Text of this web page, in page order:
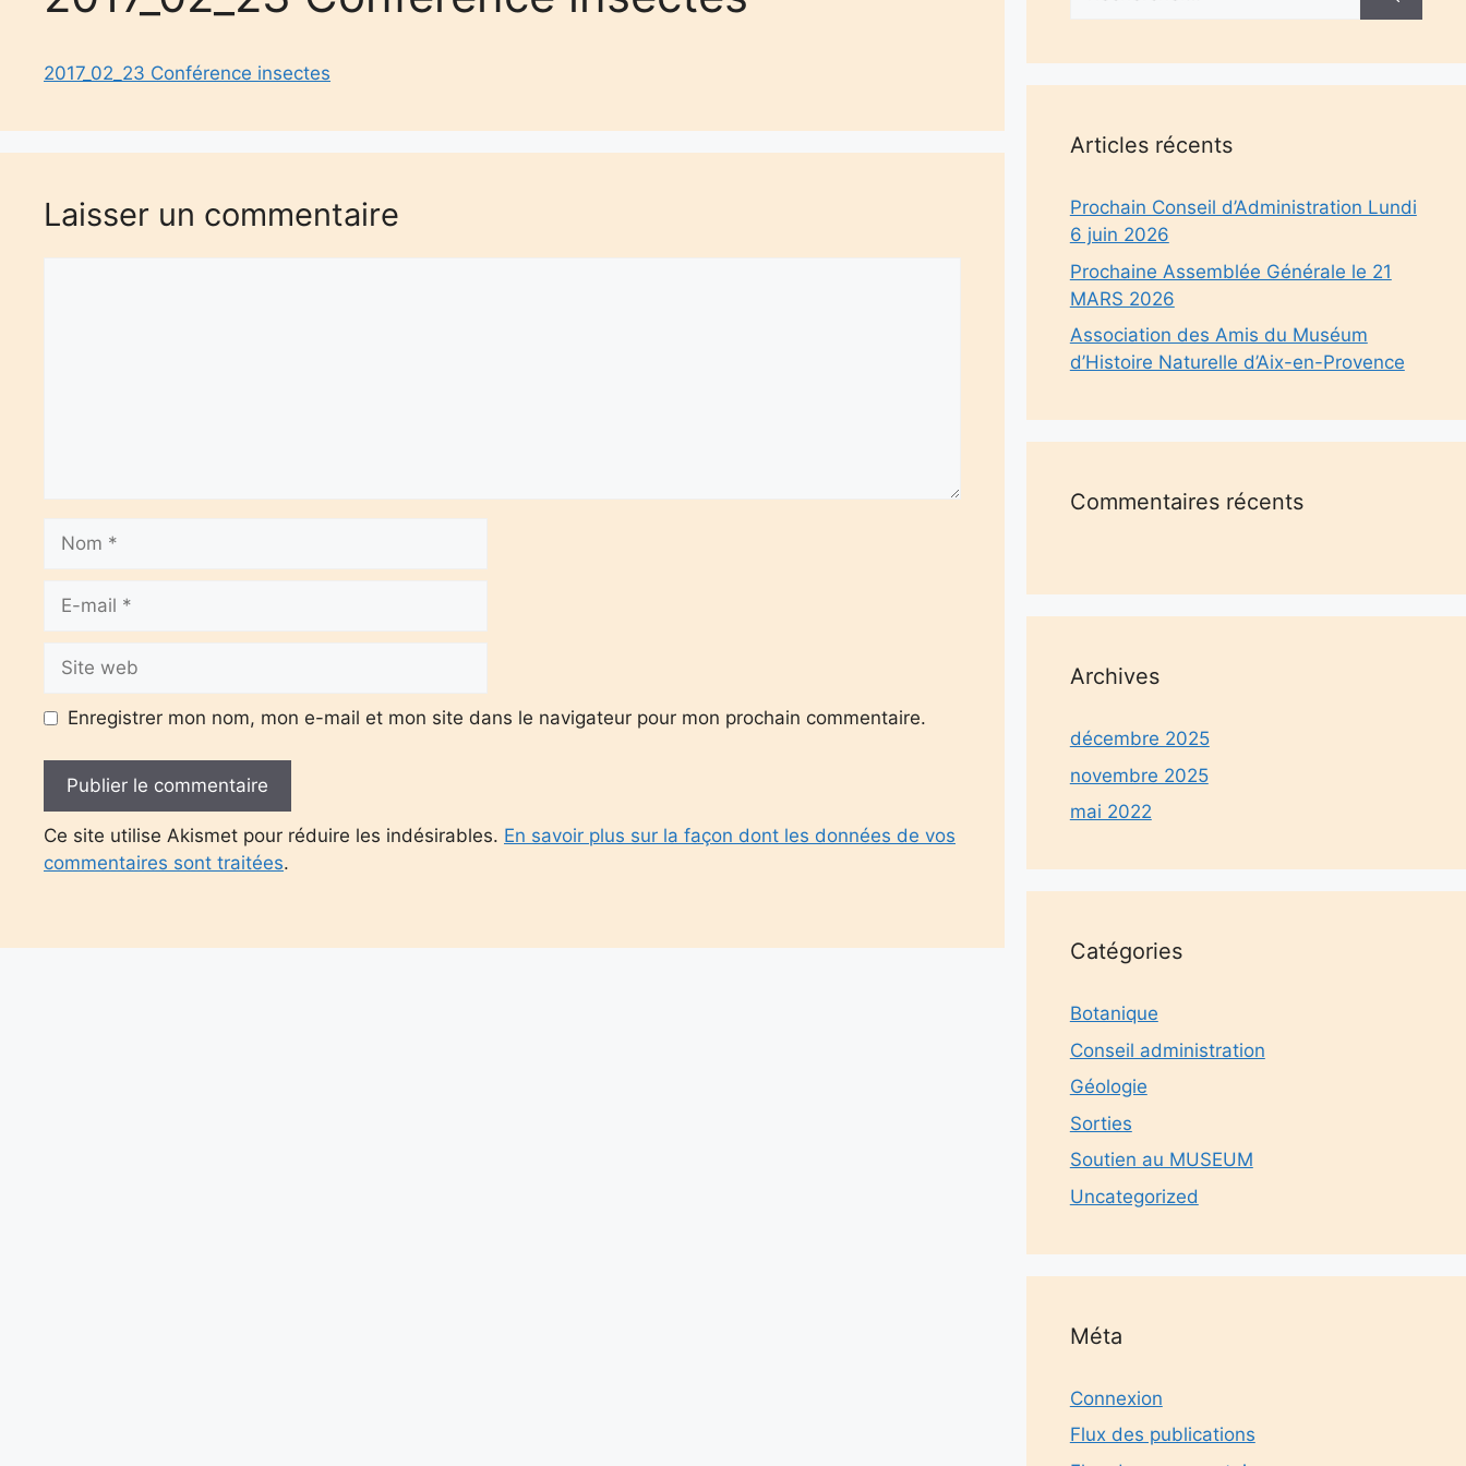
2017_02_23 Conférence insectes
Laisser un commentaire
Nom
Site
web
Enregistrer mon nom, mon e-mail et mon site dans le navigateur pour mon prochain commentaire.
Ce site utilise Akismet pour réduire les indésirables. En savoir plus sur la façon dont les données de vos
commentaires sont traitées.
Articles récents
Prochain Conseil d’Administration Lundi
6 juin 2026
Prochaine Assemblée Générale le 21
MARS 2026
Association des Amis du Muséum
d’Histoire Naturelle d’Aix-en-Provence
Commentaires récents
Archives
décembre 2025
novembre 2025
mai 2022
Catégories
Botanique
Conseil administration
Géologie
Sorties
Soutien au MUSEUM
Uncategorized
Méta
Connexion
Flux des publications